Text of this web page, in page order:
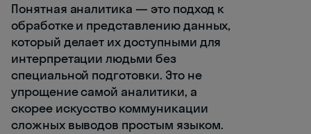
Понятная аналитика — это подход к
обработке и представлению данных,
который делает их доступными для
интерпретации людьми без
специальной подготовки. Это не
упрощение самой аналитики, а
скорее искусство коммуникации
сложных выводов простым языком.